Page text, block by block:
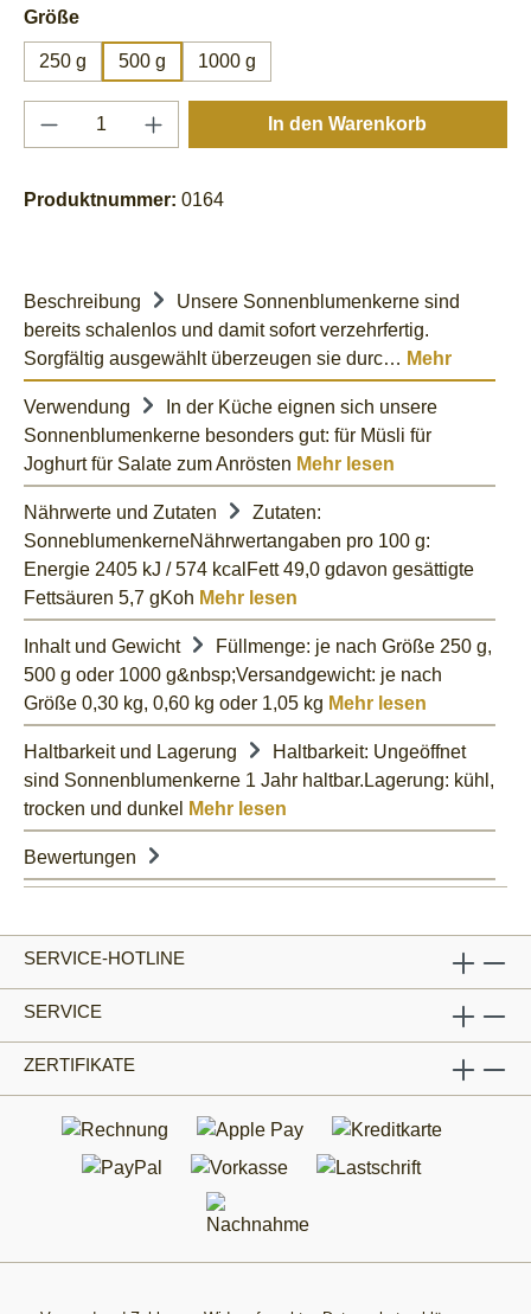
Größeauswählen
250 g 500 g 1000 g
Produkt Anzahl: Gib den gewünschten
In den Warenkorb
Produktnummer: 0164
Beschreibung
Unsere Sonnenblumenkerne sind
bereits schalenlos und damit sofort verzehrfertig.
Sorgfältig ausgewählt überzeugen sie durc… Mehr
Verwendung
In der Küche eignen sich unsere
Sonnenblumenkerne besonders gut: für Müsli für
Joghurt für Salate zum Anrösten Mehr lesen
Nährwerte und Zutaten
Zutaten:
SonneblumenkerneNährwertangaben pro 100 g:
Energie 2405 kJ / 574 kcalFett 49,0 gdavon gesättigte
Fettsäuren 5,7 gKoh Mehr lesen
Inhalt und Gewicht
Füllmenge: je nach Größe 250 g,
500 g oder 1000 g&nbsp;Versandgewicht: je nach
Größe 0,30 kg, 0,60 kg oder 1,05 kg Mehr lesen
Haltbarkeit und Lagerung
Haltbarkeit: Ungeöffnet
sind Sonnenblumenkerne 1 Jahr haltbar.Lagerung: kühl,
trocken und dunkel
Mehr lesen
Bewertungen
SERVICE-HOTLINE
SERVICE
ZERTIFIKATE